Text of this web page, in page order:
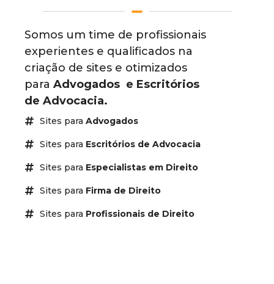
Somos um time de profissionais
experientes e qualificados na
criação de sites e otimizados
para Advogados e Escritórios
de Advocacia.
Sites para Advogados
Sites para Escritórios de Advocacia
Sites para Especialistas em Direito
Sites para Firma de Direito
Sites para Profissionais de Direito